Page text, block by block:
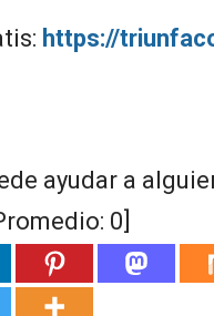
https://
ayudar a
0